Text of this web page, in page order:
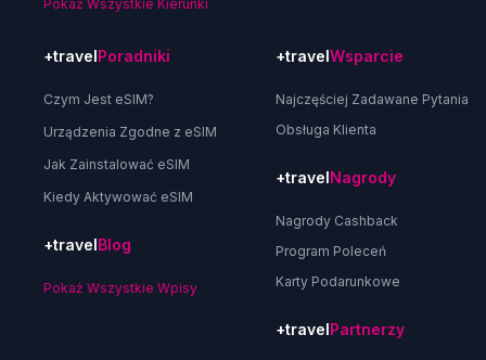
Pokaż Wszystkie Kierunki
+travelPoradniki
Czym Jest eSIM?
Urządzenia Zgodne z eSIM
Jak Zainstalować eSIM
Kiedy Aktywować eSIM
+travelBlog
Pokaż Wszystkie Wpisy
+travelWsparcie
Najczęściej Zadawane Pytania
Obsługa Klienta
+travelNagrody
Nagrody Cashback
Program Poleceń
Karty Podarunkowe
+travelPartnerzy